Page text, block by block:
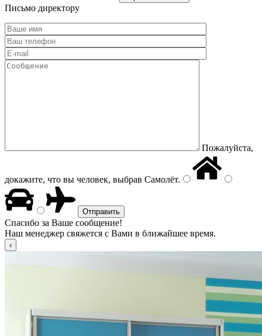
Письмо директору
Пожалуйста,
докажите, что вы человек, выбрав Самолёт.
Спасибо за Ваше сообщение!
Наш менеджер свяжется с Вами в ближайшее время.